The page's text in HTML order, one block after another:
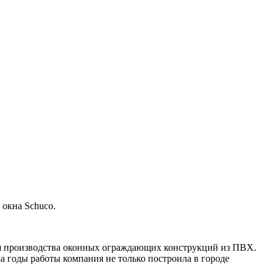
Schuco.
производства оконных ограждающих конструкций из ПВХ.
работы компания не только построила в городе